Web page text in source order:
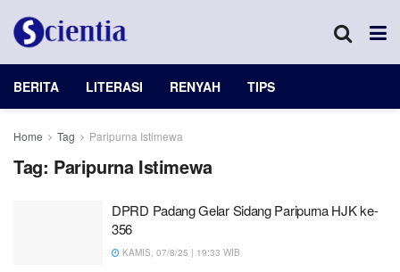
BERITA LITERASI RENYAH TIPS
Home Tag Paripurna Istimewa
Tag: Paripurna Istimewa
DPRD Padang Gelar Sidang Paripurna HJK ke-
356
KAMIS, 07/8/25 | 19:33 WIB